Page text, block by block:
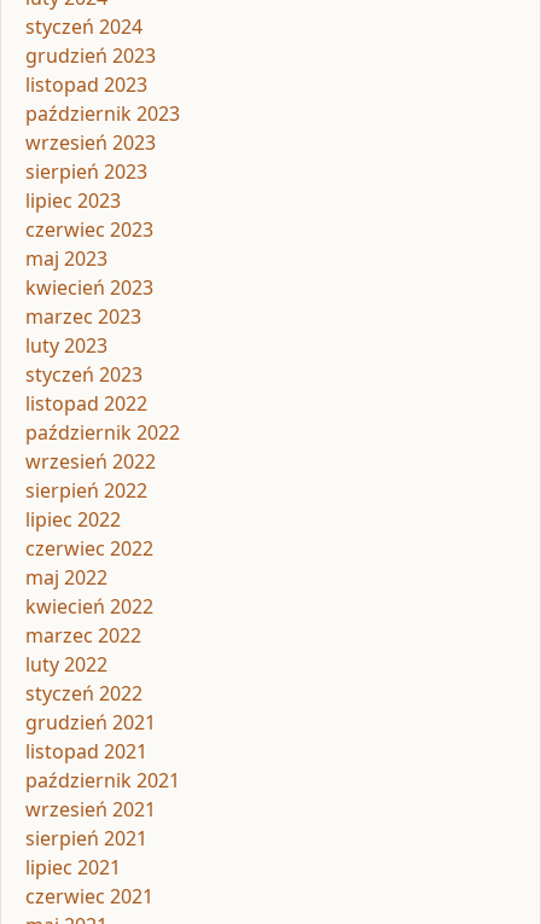
styczeń 2024
grudzień 2023
listopad 2023
październik 2023
wrzesień 2023
sierpień 2023
lipiec 2023
czerwiec 2023
maj 2023
kwiecień 2023
marzec 2023
luty 2023
styczeń 2023
listopad 2022
październik 2022
wrzesień 2022
sierpień 2022
lipiec 2022
czerwiec 2022
maj 2022
kwiecień 2022
marzec 2022
luty 2022
styczeń 2022
grudzień 2021
listopad 2021
październik 2021
wrzesień 2021
sierpień 2021
lipiec 2021
czerwiec 2021